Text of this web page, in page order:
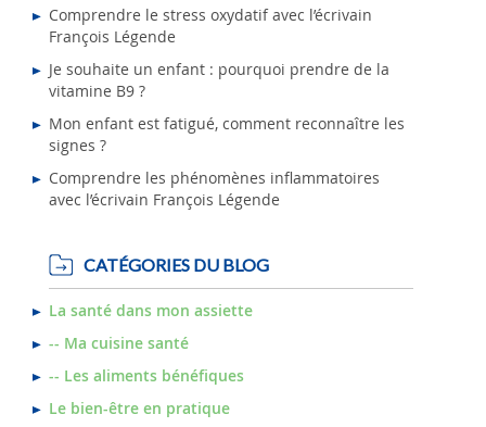
Comprendre le stress oxydatif avec l’écrivain
François Légende
Je souhaite un enfant : pourquoi prendre de la
vitamine B9 ?
Mon enfant est fatigué, comment reconnaître les
signes ?
Comprendre les phénomènes inflammatoires
avec l’écrivain François Légende
CATÉGORIES DU BLOG
La santé dans mon assiette
-- Ma cuisine santé
-- Les aliments bénéfiques
Le bien-être en pratique